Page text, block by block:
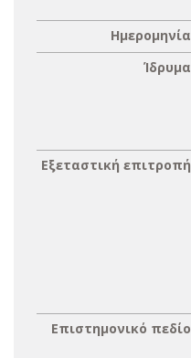
Ημερομηνία
Ίδρυμα
Εξεταστική επιτροπή
Επιστημονικό πεδίο